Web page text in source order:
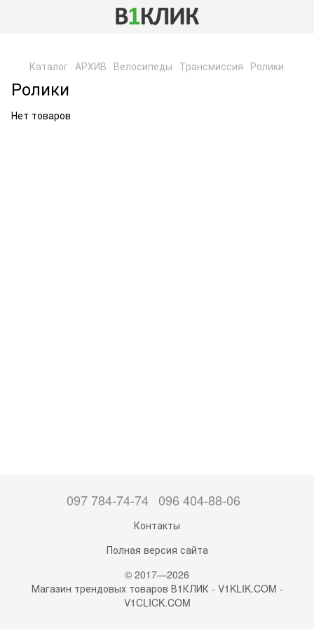
Каталог АРХИВ Велосипеды Трансмиссия Ролики
Ролики
Нет товаров
097 784-74-74 096 404-88-06
Контакты
Полная версия сайта
© 2017—2026
Магазин трендовых товаров В1КЛИК - V1KLIK.COM -
V1CLICK.COM